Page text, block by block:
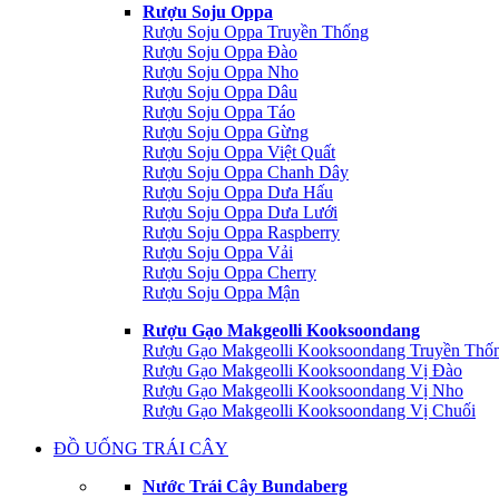
Rượu Soju Oppa
Rượu Soju Oppa Truyền Thống
Rượu Soju Oppa Đào
Rượu Soju Oppa Nho
Rượu Soju Oppa Dâu
Rượu Soju Oppa Táo
Rượu Soju Oppa Gừng
Rượu Soju Oppa Việt Quất
Rượu Soju Oppa Chanh Dây
Rượu Soju Oppa Dưa Hấu
Rượu Soju Oppa Dưa Lưới
Rượu Soju Oppa Raspberry
Rượu Soju Oppa Vải
Rượu Soju Oppa Cherry
Rượu Soju Oppa Mận
Rượu Gạo Makgeolli Kooksoondang
Rượu Gạo Makgeolli Kooksoondang Truyền
Rượu Gạo Makgeolli Kooksoondang Vị Đào
Rượu Gạo Makgeolli Kooksoondang Vị Nho
Rượu Gạo Makgeolli Kooksoondang Vị Chuối
ĐỒ UỐNG TRÁI CÂY
Nước Trái Cây Bundaberg